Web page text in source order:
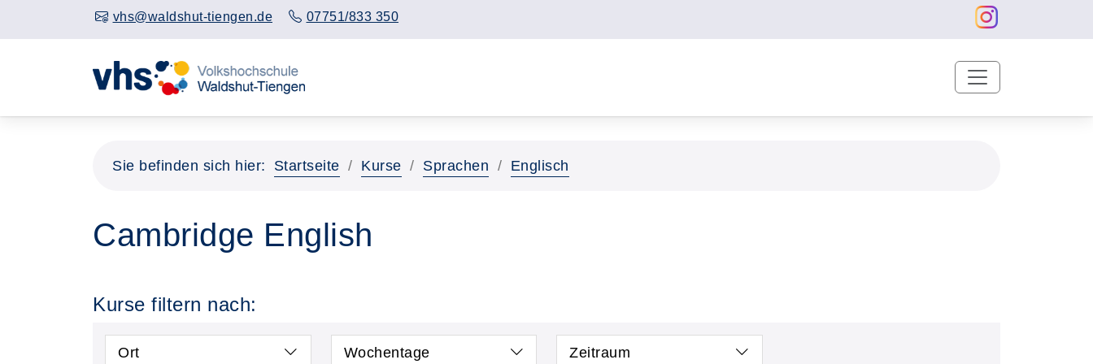
vhs@waldshut-tiengen.de 07751/833 350
Sie befinden sich hier: Startseite Kurse Sprachen Englisch
Cambridge English
Kurse filtern nach:
Ort Wochentage Zeitraum